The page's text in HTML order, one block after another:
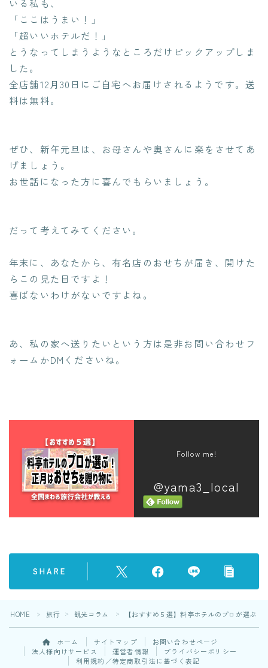
いる私も、
「ここはうまい！」
「超いいホテルだ！」
とうなってしまうようなところだけピックアップしま
した。
全店舗12月30日にご自宅へお届けされるようです。送
料は無料。
ぜひ、新年元旦は、お母さんや奥さんに楽をさせてあ
げましょう。
お世話になった方に喜んでもらいましょう。
だって考えてみてください。
年末に、あなたから、有名店のおせちが届き、開けた
らこの見た目ですよ！
喜ばないわけがないですよね。
あ、私の家へ送りたいという方は是非お問い合わせフ
ォームかDMくださいね。
Follow me!
@yama3_local
SHARE
HOME ＞ 旅行 ＞ 観光コラム ＞ 【おすすめ５選】料亭ホテルのプロが選ぶ
ホーム サイトマップ
お問い合わせページ
法人様向けサービス
運営者情報
プライバシーポリシー
利用規約／特定商取引法に基づく表記